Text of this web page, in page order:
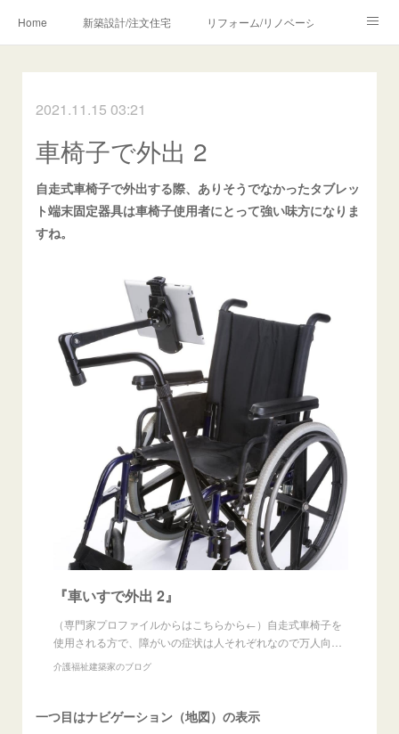
Home 新築設計/注文住宅 リフォーム/リノベーション
Profile/作品について お問合せ/アクセス
メディア・講師・執筆・SNS関連
2021.11.15 03:21
車椅子で外出 2
自走式車椅子で外出する際、ありそうでなかったタブレッ
ト端末固定器具は車椅子使用者にとって強い味方になりま
すね。
『車いすで外出 2』
（専門家プロファイルからはこちらから←）自走式車椅子を
使用される方で、障がいの症状は人それぞれなので万人向…
介護福祉建築家のブログ
一つ目はナビゲーション（地図）の表示